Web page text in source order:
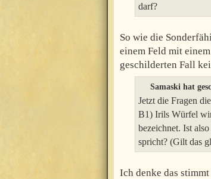
darf?
So wie die
einem Feld mit
geschilderten Fall
Samaski hat
Jetzt die Fragen
B1) Irils Würfel
bezeichnet. Ist
spricht? (Gilt das
Ich denke das